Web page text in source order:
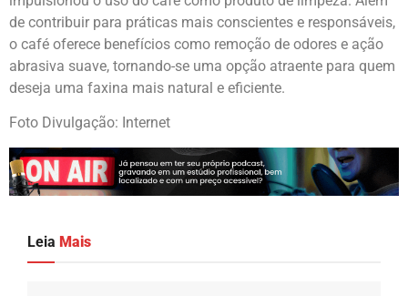
de contribuir para práticas mais conscientes e responsáveis,
o café oferece benefícios como remoção de odores e ação
abrasiva suave, tornando-se uma opção atraente para quem
deseja uma faxina mais natural e eficiente.
Foto Divulgação: Internet
Leia Mais